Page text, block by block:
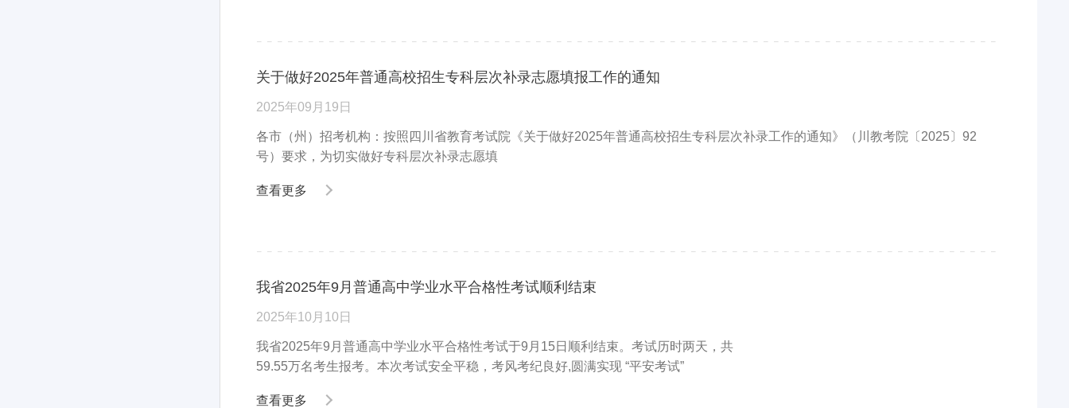
关于做好2025年普通高校招生专科层次补录志愿填报工作的通知
2025年09月19日
各市（州）招考机构：按照四川省教育考试院《关于做好2025年普通高校招生专科层次补录工作的通知》（川教考院〔2025〕92
号）要求，为切实做好专科层次补录志愿填
查看更多
我省2025年9月普通高中学业水平合格性考试顺利结束
2025年10月10日
我省2025年9月普通高中学业水平合格性考试于9月15日顺利结束。考试历时两天，共
59.55万名考生报考。本次考试安全平稳，考风考纪良好,圆满实现 “平安考试”
查看更多